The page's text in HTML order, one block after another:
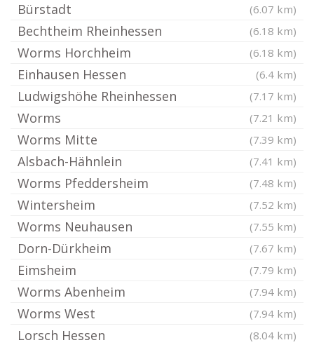
Bürstadt (6.07 km)
Bechtheim Rheinhessen (6.18 km)
Worms Horchheim (6.18 km)
Einhausen Hessen (6.4 km)
Ludwigshöhe Rheinhessen (7.17 km)
Worms (7.21 km)
Worms Mitte (7.39 km)
Alsbach-Hähnlein (7.41 km)
Worms Pfeddersheim (7.48 km)
Wintersheim (7.52 km)
Worms Neuhausen (7.55 km)
Dorn-Dürkheim (7.67 km)
Eimsheim (7.79 km)
Worms Abenheim (7.94 km)
Worms West (7.94 km)
Lorsch Hessen (8.04 km)